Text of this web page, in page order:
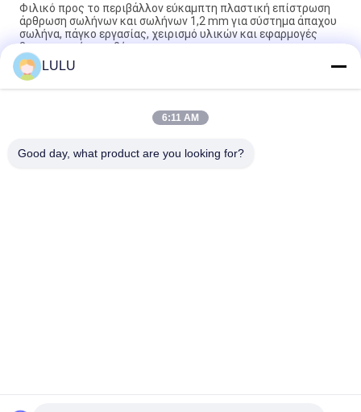
Φιλικό προς το περιβάλλον εύκαμπτη πλαστική επίστρωση
άρθρωση σωλήνων και σωλήνων 1,2 mm για σύστημα άπαχου
σωλήνα, πάγκο εργασίας, χειρισμό υλικών και εφαρμογές
βιομηχανικής αποθήκευσης
Κόκκινο ράφι σωλήνων σωλήνων χάλυβα 3 ABS στρώματος
ντυμένο πλαστικό για τον πάγκο εργασίας
Μπλε αδύνατοι σωλήνας χάλυβα PE εύκαμπτοι ντυμένοι και
LULU
6:11 AM
Good day, what product are you looking for?